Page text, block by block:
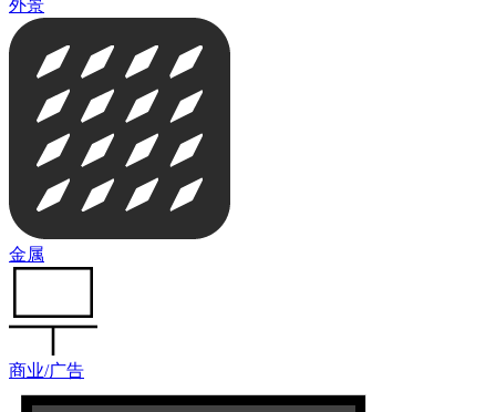
外景
金属
商业/广告